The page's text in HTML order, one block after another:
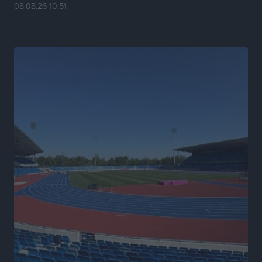
ΥΠΑΑΤ: 12,5 εκατ. ευρώ στις 13 Περιφέρειες για μέτρα
«Γιατί οι Τούρκοι συρρέουν στα ελληνικά νησιά»:
Τουρκική εφημερίδα εξηγεί τους λόγους που οι
γείτονες προτιμούν την Ελλάδα για διακοπές
Τοπικές Ειδήσεις• πριν 17 ώρες
«Μουσικό Ταξίδι στο Αιγαίο»: Η Ρόδος έγραψε μια
νέα σελίδα στον πολιτισμό
Πολιτιστικά
Άμεσα μέτρα για την ενίσχυση του Νοσοκομείου
08.08.26 10:51